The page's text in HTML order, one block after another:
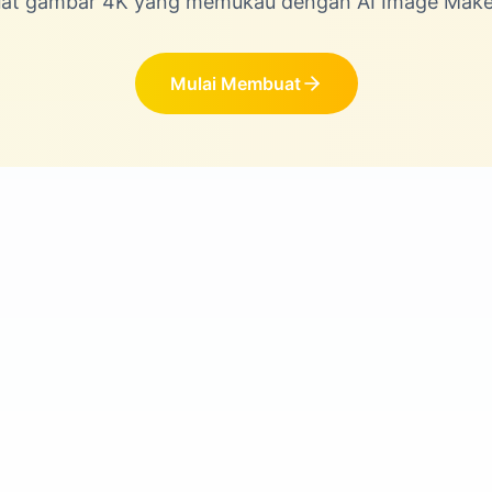
Mulai Membuat